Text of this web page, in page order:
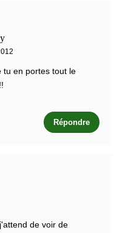
tu en portes tout le
Répondre
de voir de